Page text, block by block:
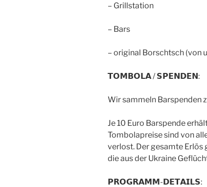
– Grillstation
– Bars
– original Borschtsch (von
𝗧𝗢𝗠𝗕𝗢𝗟𝗔 / 𝗦𝗣𝗘𝗡𝗗𝗘𝗡:
Wir sammeln Barspenden
Je 10 Euro Barspende
Tombolapreise sind von
verlost. Der gesamte Erlös
die aus der Ukraine
𝗣𝗥𝗢𝗚𝗥𝗔𝗠𝗠-𝗗𝗘𝗧𝗔𝗜𝗟𝗦: